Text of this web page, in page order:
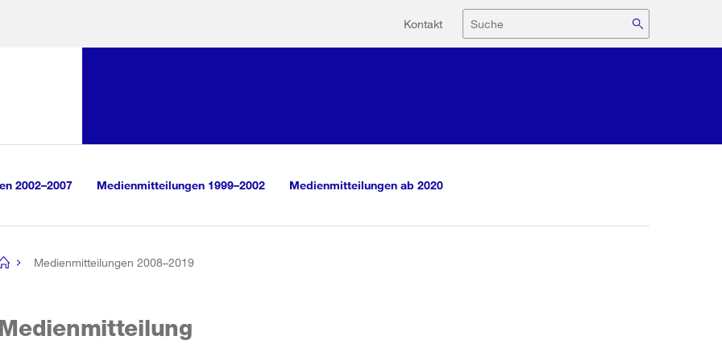
Hilfsnavigation
Kontakt Suche
2002–2007 Medienmitteilungen 1999–2002 Medienmitteilungen ab 2020
Medienmitteilungen 2008–2019